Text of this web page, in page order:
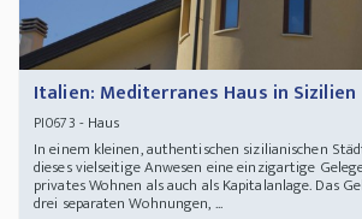
Italien: Mediterranes Haus in Sizilien
PI0673 - Haus
In einem kleinen, authentischen sizilianischen
dieses vielseitige Anwesen eine einzigartige
privates Wohnen als auch als Kapitalanlage. Das
drei separaten Wohnungen, ...